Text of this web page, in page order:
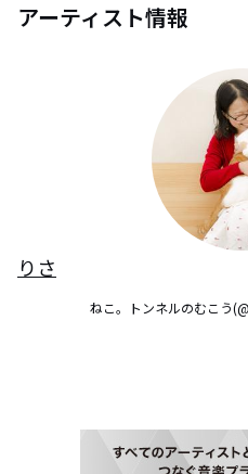
アーティスト情報
りさ
ねこ。トンネルのむこう